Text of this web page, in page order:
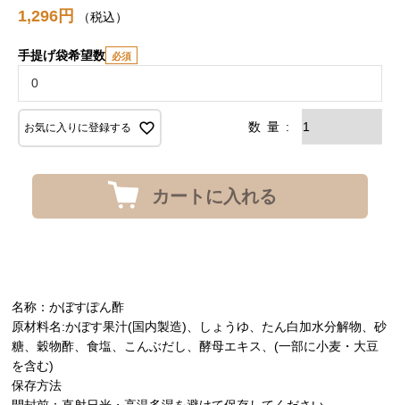
1,296 税込
手提げ袋希望数
お気に入りに登録する
カートに入れる
名称：かぼすぽん酢
原材料名:かぼす果汁(国内製造)、しょうゆ、たん白加水分解物、砂
糖、穀物酢、食塩、こんぶだし、酵母エキス、(一部に小麦・大豆
を含む)
保存方法